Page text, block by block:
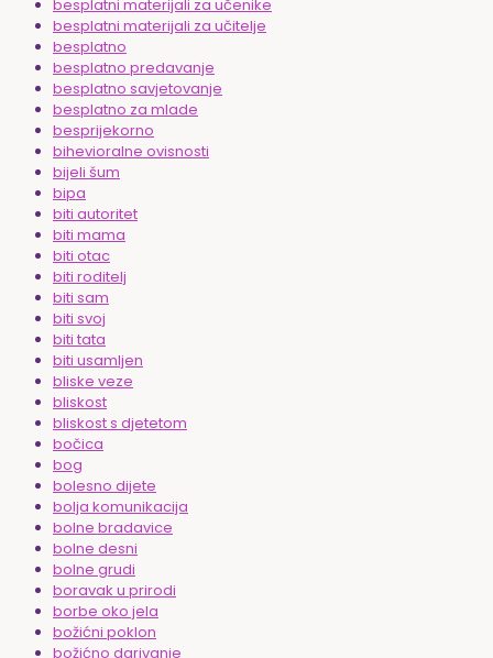
besplatni materijali za učenike
besplatni materijali za učitelje
besplatno
besplatno predavanje
besplatno savjetovanje
besplatno za mlade
besprijekorno
bihevioralne ovisnosti
bijeli šum
bipa
biti autoritet
biti mama
biti otac
biti roditelj
biti sam
biti svoj
biti tata
biti usamljen
bliske veze
bliskost
bliskost s djetetom
bočica
bog
bolesno dijete
bolja komunikacija
bolne bradavice
bolne desni
bolne grudi
boravak u prirodi
borbe oko jela
božićni poklon
božićno darivanje